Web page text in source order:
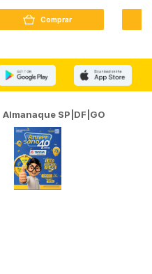
Comprar
Almanaque SP|DF|GO